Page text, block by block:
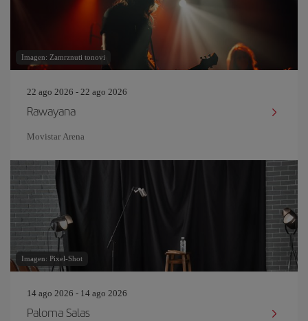
Imagen: Zamrznuti tonovi
22 ago 2026 - 22 ago 2026
Rawayana
Movistar Arena
Imagen: Pixel-Shot
14 ago 2026 - 14 ago 2026
Paloma Salas